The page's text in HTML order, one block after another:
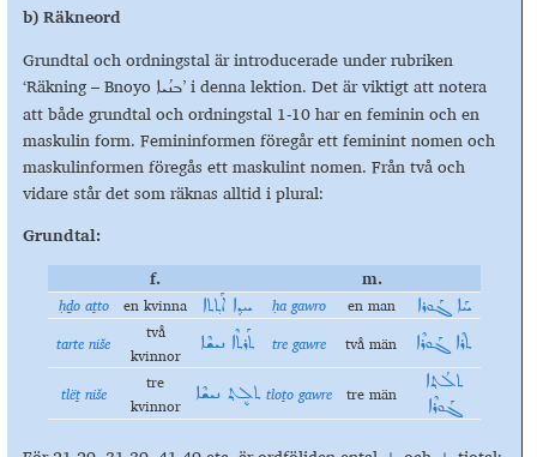
b) Räkneord
Grundtal och ordningstal är introducerade under rubriken
‘Räkning – Bnoyo ܒܢܳܝܐ’ i denna lektion. Det är viktigt att notera
att både grundtal och ordningstal 1-10 har en feminin och en
maskulin form. Femininformen föregår ett feminint nomen och
maskulinformen föregås ett maskulint nomen. Från två och
vidare står det som räknas alltid i plural:
Grundtal:
f.
m.
ḥḏo aṯto en kvinna ܚܕ݂ܐ ܐܰܬ݂ܬܐ ḥa gawro en man ܚܰܐ ܓܰܘܪܐ
tarte niše
två
kvinnor
ܬܰܪܬܶܐ ܢܝܫܶܐ tre gawre två män ܬܪܶܐ ܓܰܘܪܶܐ
tlëṯ niše
tre
kvinnor
ܬܠܷܬ݂ ܢܝܫܶܐ tloṯo gawre tre män
ܬܠܳܬ݂ܐ
ܓܰܘܪܶܐ